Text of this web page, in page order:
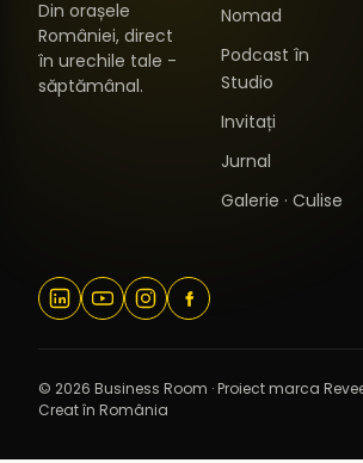
Din orașele
României, direct
în urechile tale -
săptămânal.
Nomad
Podcast în
Studio
Invitați
Jurnal
Galerie · Culise
© 2026 Business Room · Proiect marca
Creat în România